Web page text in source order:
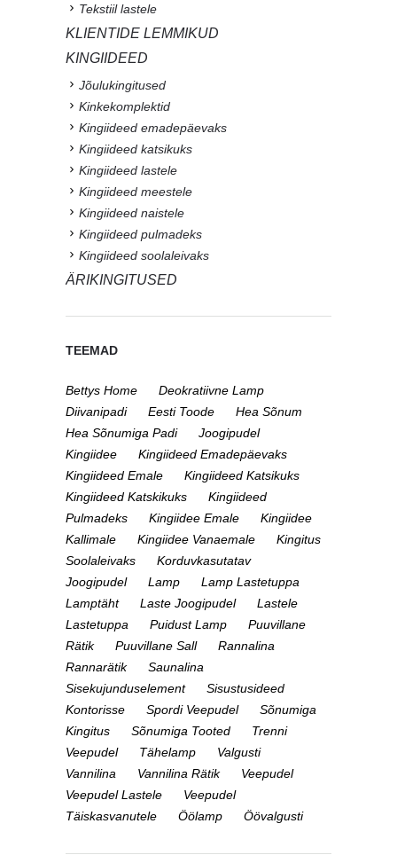
Tekstiil lastele
KLIENTIDE LEMMIKUD
KINGIIDEED
Jõulukingitused
Kinkekomplektid
Kingiideed emadepäevaks
Kingiideed katsikuks
Kingiideed lastele
Kingiideed meestele
Kingiideed naistele
Kingiideed pulmadeks
Kingiideed soolaleivaks
ÄRIKINGITUSED
TEEMAD
Bettys Home
Deokratiivne Lamp
Diivanipadi
Eesti Toode
Hea Sõnum
Hea Sõnumiga Padi
Joogipudel
Kingiidee
Kingiideed Emadepäevaks
Kingiideed Emale
Kingiideed Katsikuks
Kingiideed Katskikuks
Kingiideed
Pulmadeks
Kingiidee Emale
Kingiidee
Kallimale
Kingiidee Vanaemale
Kingitus
Soolaleivaks
Korduvkasutatav
Joogipudel
Lamp
Lamp Lastetuppa
Lamptäht
Laste Joogipudel
Lastele
Lastetuppa
Puidust Lamp
Puuvillane
Rätik
Puuvillane Sall
Rannalina
Rannarätik
Saunalina
Sisekujunduselement
Sisustusideed
Kontorisse
Spordi Veepudel
Sõnumiga
Kingitus
Sõnumiga Tooted
Trenni
Veepudel
Tähelamp
Valgusti
Vannilina
Vannilina Rätik
Veepudel
Veepudel Lastele
Veepudel
Täiskasvanutele
Öölamp Öövalgusti